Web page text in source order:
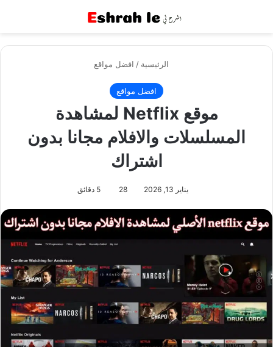
الرئيسية / افضل مواقع
افضل مواقع
موقع Netflix لمشاهدة
المسلسلات والافلام مجانا بدون
اشتراك
يناير 13, 2026 28 5 دقائق